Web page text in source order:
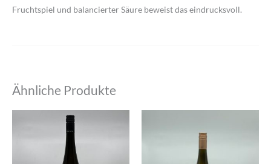
Fruchtspiel und balancierter Säure beweist das eindrucksvoll.
Ähnliche Produkte